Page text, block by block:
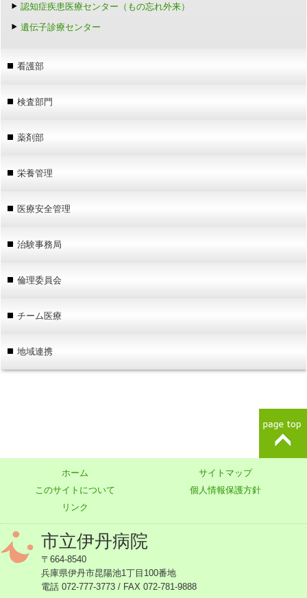
認知症疾患医療センター（もの忘れ外来）
遺伝子診療センター
看護部
検査部門
薬剤部
栄養管理
医療安全管理
治験事務局
倫理委員会
チーム医療
地域連携
ホーム
サイトマップ
このサイトについて
個人情報保護方針
リンク
市立伊丹病院
〒664-8540
兵庫県伊丹市昆陽池1丁目100番地
電話 072-777-3773 / FAX 072-781-9888